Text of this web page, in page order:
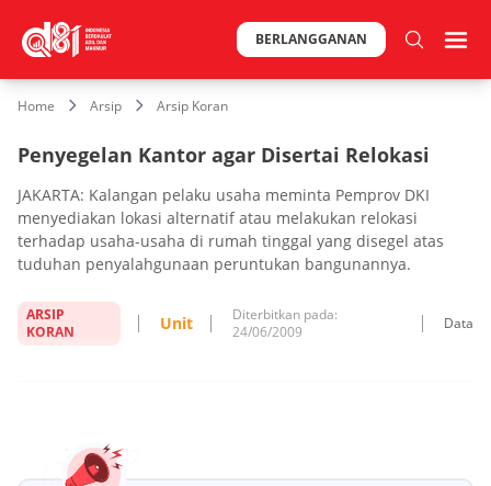
BERLANGGANAN
Home Arsip Arsip Koran
Penyegelan Kantor agar Disertai Relokasi
JAKARTA: Kalangan pelaku usaha meminta Pemprov DKI
menyediakan lokasi alternatif atau melakukan relokasi
terhadap usaha-usaha di rumah tinggal yang disegel atas
tuduhan penyalahgunaan peruntukan bangunannya.
ARSIP
KORAN
Unit
Diterbitkan pada:
24/06/2009
Data